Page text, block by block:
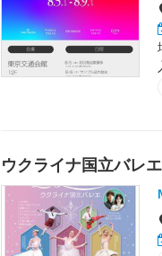
ウクライナ国立バレ